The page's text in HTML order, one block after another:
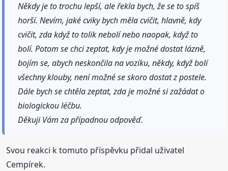
Někdy je to trochu lepší, ale řekla bych, že se to spíš
horší. Nevím, jaké cviky bych měla cvičit, hlavně, kdy
cvičit, zda když to tolik nebolí nebo naopak, když to
bolí. Potom se chci zeptat, kdy je možné dostat lázně,
bojím se, abych neskončila na vozíku, někdy, když bolí
všechny klouby, není možné se skoro dostat z postele.
Dále bych se chtěla zeptat, zda je možné si zažádat o
biologickou léčbu.
Děkuji Vám za případnou odpověď.
Svou reakci k tomuto příspěvku přidal uživatel
Cempírek.